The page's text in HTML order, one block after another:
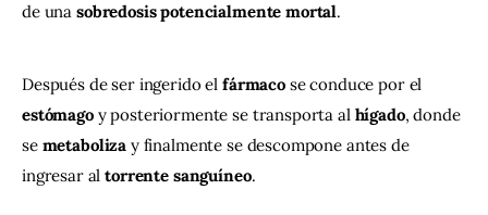
de una sobredosis potencialmente mortal.
Después de ser ingerido el fármaco se conduce por el
estómago y posteriormente se transporta al hígado, donde
se metaboliza y finalmente se descompone antes de
ingresar al torrente sanguíneo.